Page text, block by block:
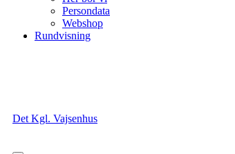
Persondata
Webshop
Rundvisning
Det Kgl. Vajsenhus